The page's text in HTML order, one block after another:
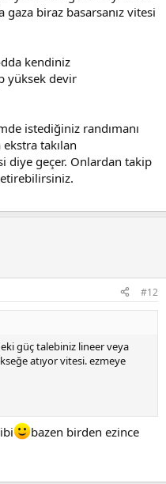
biraz basarsanız vitesi
kendiniz
yüksek devir
istediğiniz randımanı
takılan
diye geçer. Onlardan takip
#12
güç talebiniz lineer veya
atıyor vitesi. ezmeye
bazen birden ezince